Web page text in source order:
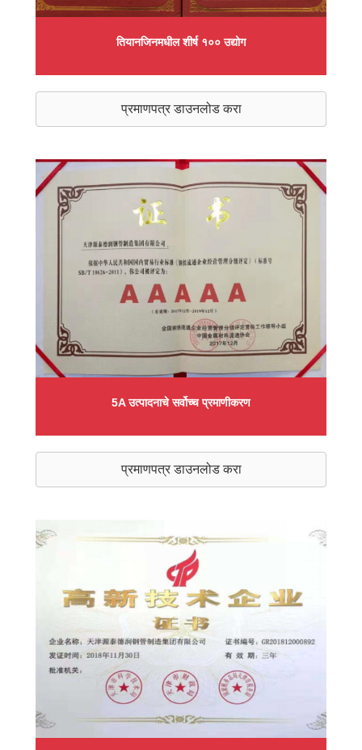
तियानजिनमधील शीर्ष १०० उद्योग
प्रमाणपत्र डाउनलोड करा
5A उत्पादनाचे सर्वोच्च प्रमाणीकरण
प्रमाणपत्र डाउनलोड करा